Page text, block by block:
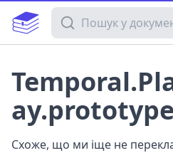
Пошук у документації
Схоже, що ми іще не